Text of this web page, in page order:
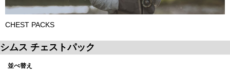
CHEST PACKS
シムス チェストパック
並べ替え